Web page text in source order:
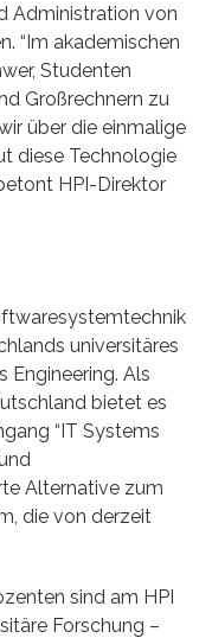
Administration von
“Im akademischen
Studenten
Großrechnern zu
über die einmalige
diese Technologie
HPI-Direktor
universitäres
Engineering. Als
bietet es
“IT Systems
Alternative zum
die von derzeit
sind am HPI
Forschung –